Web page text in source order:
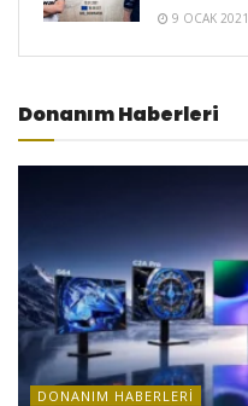
9 OCAK 2021
Donanım Haberleri
DONANIM HABERLERI